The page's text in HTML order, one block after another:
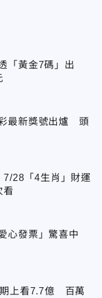
「黃金7碼」出
最新獎號出爐 頭
28「4生肖」財運
看
心發票」驚喜中
上看7.7億 百萬